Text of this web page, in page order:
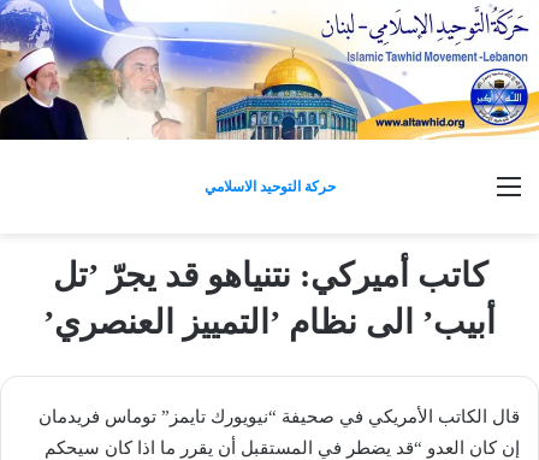
حركة التوحيد الاسلامي
كاتب أميركي: نتنياهو قد يجرّ ’تل
أبيب’ الى نظام ’التمييز العنصري’
قال الكاتب الأمريكي في صحيفة “نيويورك تايمز” توماس فريدمان
إن كان العدو “قد يضطر في المستقبل أن يقرر ما اذا كان سيحكم